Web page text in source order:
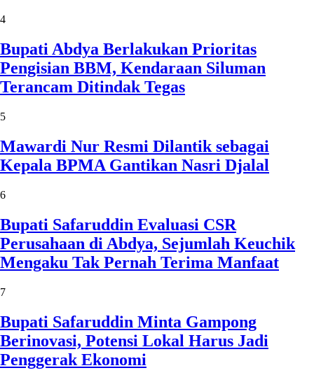
4
Bupati Abdya Berlakukan Prioritas
Pengisian BBM, Kendaraan Siluman
Terancam Ditindak Tegas
5
Mawardi Nur Resmi Dilantik sebagai
Kepala BPMA Gantikan Nasri Djalal
6
Bupati Safaruddin Evaluasi CSR
Perusahaan di Abdya, Sejumlah Keuchik
Mengaku Tak Pernah Terima Manfaat
7
Bupati Safaruddin Minta Gampong
Berinovasi, Potensi Lokal Harus Jadi
Penggerak Ekonomi